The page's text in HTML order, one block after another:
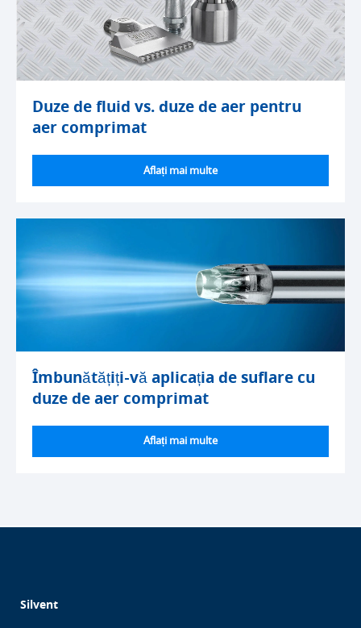
Duze de fluid vs. duze de aer pentru
aer comprimat
Aflați mai multe
Îmbunătățiți-vă aplicația de suflare cu
duze de aer comprimat
Aflați mai multe
Silvent